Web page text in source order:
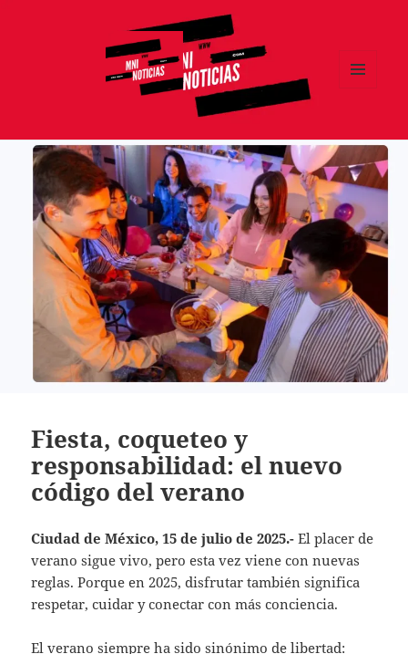
Fiesta, coqueteo y
responsabilidad: el nuevo
código del verano
Ciudad de México, 15 de julio de 2025.-El placer de
verano sigue vivo, pero esta vez viene con nuevas
reglas. Porque en 2025, disfrutar también significa
respetar, cuidar y conectar con más conciencia.
El verano siempre ha sido sinónimo de libertad: